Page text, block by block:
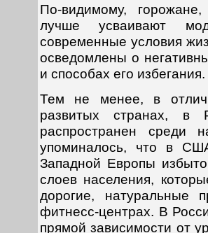
По-видимому,
лучше усваивают
современные условия
осведомлены о
и способах его избегания.
Тем не менее, в
развитых странах, в
распространен
упоминалось, что в
Западной Европы
слоев населения,
дорогие, натуральные
фитнесс-центрах. В
прямой зависимости от